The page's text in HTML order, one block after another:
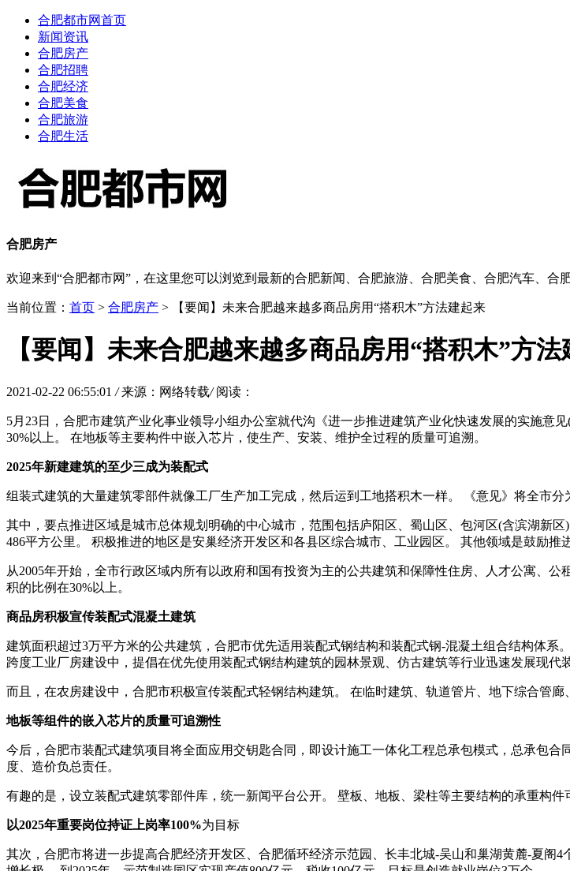
合肥都市网首页
新闻资讯
合肥房产
合肥招聘
合肥经济
合肥美食
合肥旅游
合肥生活
合肥房产
欢迎来到“合肥都市网”，在这里您可以浏览到最新的合肥新闻、合肥旅游、合肥美食、合肥汽车、合
当前位置： 首页 > 合肥房产 > 【要闻】未来合肥越来越多商品房用“搭积木”方法建起来
【要闻】未来合肥越来越多商品房用“搭积木”方
2021-02-22 06:55:01/ 来源：网络转载/ 阅读：
5月23日，合肥市建筑产业化事业领导小组办公室就代沟《进一步推进建筑产业化快速发展的实施意
30%以上。 在地板等主要构件中嵌入芯片，使生产、安装、维护全过程的质量可追溯。
2025年新建建筑的至少三成为装配式
组装式建筑的大量建筑零部件就像工厂生产加工完成，然后运到工地搭积木一样。 《意见》将全市分
其中，要点推进区域是城市总体规划明确的中心城市，范围包括庐阳区、蜀山区、包河区(含滨湖新
486平方公里。 积极推进的地区是安巢经济开发区和各县区综合城市、工业园区。 其他领域是鼓励推
从2005年开始，全市行政区域内所有以政府和国有投资为主的公共建筑和保障性住房、人才公寓、
积的比例在30%以上。
商品房积极宣传装配式混凝土建筑
建筑面积超过3万平方米的公共建筑，合肥市优先适用装配式钢结构和装配式钢-混凝土组合结构体
跨度工业厂房建设中，提倡在优先使用装配式钢结构建筑的园林景观、仿古建筑等行业迅速发展现代
而且，在农房建设中，合肥市积极宣传装配式轻钢结构建筑。 在临时建筑、轨道管片、地下综合管
地板等组件的嵌入芯片的质量可追溯性
今后，合肥市装配式建筑项目将全面应用交钥匙合同，即设计施工一体化工程总承包模式，总承包
度、造价负总责任。
有趣的是，设立装配式建筑零部件库，统一新闻平台公开。 壁板、地板、梁柱等主要结构的承重构
以2025年重要岗位持证上岗率100%为目标
其次，合肥市将进一步提高合肥经济开发区、合肥循环经济示范园、长丰北城-吴山和巢湖黄麓-夏